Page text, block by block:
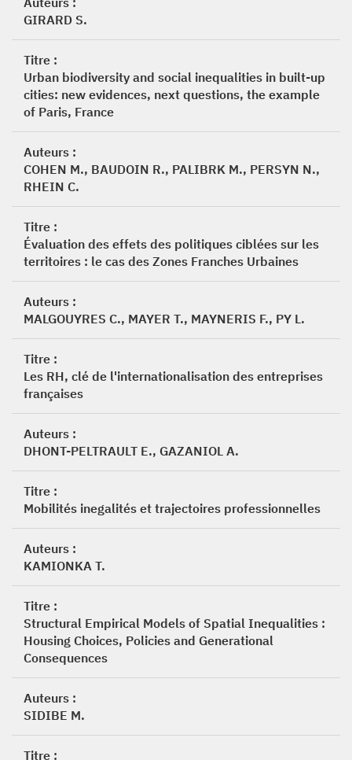
GIRARD S.
Titre :
Urban biodiversity and social inequalities in built-up
cities: new evidences, next questions, the example
of Paris, France
Auteurs :
COHEN M., BAUDOIN R., PALIBRK M., PERSYN N.,
RHEIN C.
Titre :
Évaluation des effets des politiques ciblées sur les
territoires : le cas des Zones Franches Urbaines
Auteurs :
MALGOUYRES C., MAYER T., MAYNERIS F., PY L.
Titre :
Les RH, clé de l'internationalisation des entreprises
françaises
Auteurs :
DHONT-PELTRAULT E., GAZANIOL A.
Titre :
Mobilités inegalités et trajectoires professionnelles
Auteurs :
KAMIONKA T.
Titre :
Structural Empirical Models of Spatial Inequalities :
Housing Choices, Policies and Generational
Consequences
Auteurs :
SIDIBE M.
Titre :